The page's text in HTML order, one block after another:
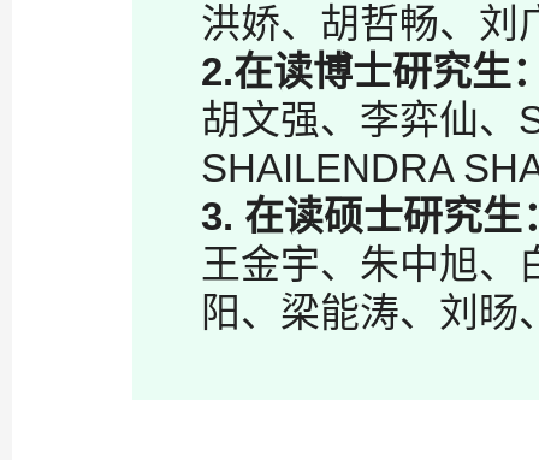
洪娇、胡哲畅、刘
2.在读博士研究生
胡文强、李弈仙、
SHAILENDRA
3. 在读硕士研究生
王金宇、朱中旭、
阳、梁能涛、刘旸